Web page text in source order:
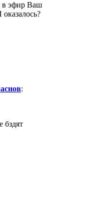
в эфир Ваш
:
бздят